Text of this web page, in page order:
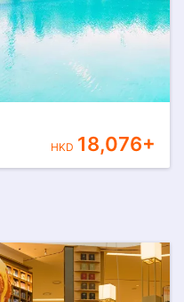
HKD 18,076+